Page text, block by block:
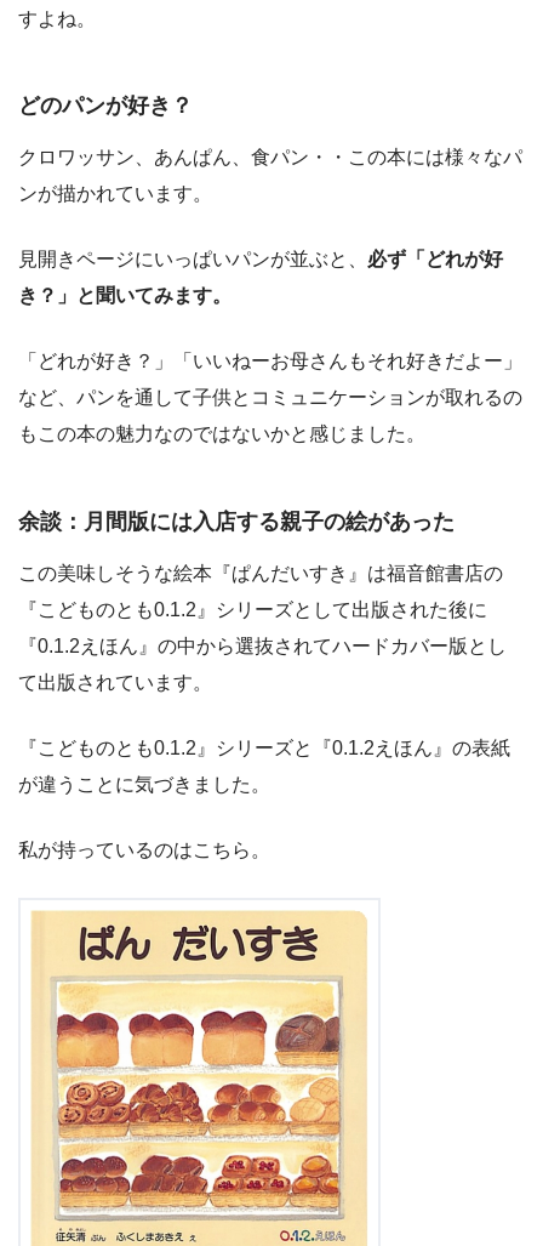
すよね。
どのパンが好き？
クロワッサン、あんぱん、食パン・・この本には様々なパ
ンが描かれています。
見開きページにいっぱいパンが並ぶと、 必ず「どれが好
き？」と聞いてみます。
「どれが好き？」「いいねーお母さんもそれ好きだよー」
など、パンを通して子供とコミュニケーションが取れるの
もこの本の魅力なのではないかと感じました。
余談：月間版には入店する親子の絵があった
この美味しそうな絵本『ぱんだいすき』は福音館書店の
『こどものとも0.1.2』シリーズとして出版された後に
『0.1.2えほん』の中から選抜されてハードカバー版とし
て出版されています。
『こどものとも0.1.2』シリーズと『0.1.2えほん』の表紙
が違うことに気づきました。
私が持っているのはこちら。